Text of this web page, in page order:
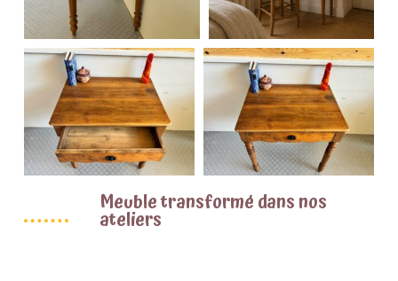
Meuble transformé dans nos
ateliers